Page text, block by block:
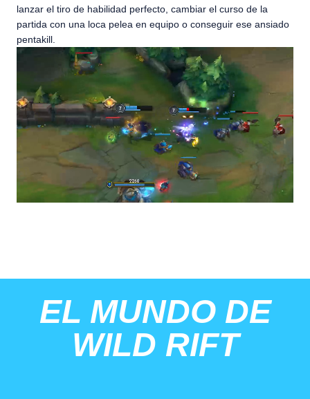
lanzar el tiro de habilidad perfecto, cambiar el curso de la
partida con una loca pelea en equipo o conseguir ese ansiado
pentakill.
EL MUNDO DE
WILD RIFT